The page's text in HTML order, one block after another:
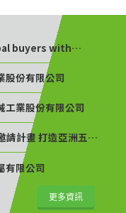
buyers with
股份有限公司
工業股份有限公司
請計畫 打造亞洲五金
有限公司
更多資訊